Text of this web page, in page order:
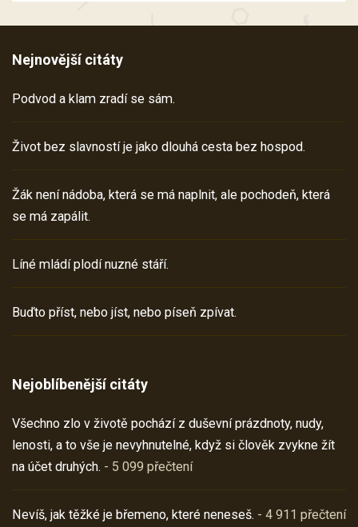
Nejnovější citáty
Podvod a klam zradí se sám.
Život bez slavností je jako dlouhá cesta bez hospod.
Žák není nádoba, která se má naplnit, ale pochodeň, která
se má zapálit.
Líné mládí plodí nuzné stáří.
Buďto příst, nebo jíst, nebo píseň zpívat.
Nejoblíbenější citáty
Všechno zlo v životě pochází z duševní prázdnoty, nudy,
lenosti, a to vše je nevyhnutelné, když si člověk zvykne žít
na účet druhých. - 5 099 přečtení
Nevíš, jak těžké je břemeno, které neneseš. - 4 911 přečtení